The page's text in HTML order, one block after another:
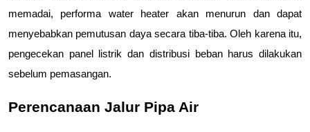
memadai, performa water heater akan menurun dan dapat
menyebabkan pemutusan daya secara tiba-tiba. Oleh karena itu,
pengecekan panel listrik dan distribusi beban harus dilakukan
sebelum pemasangan.
Perencanaan Jalur Pipa Air